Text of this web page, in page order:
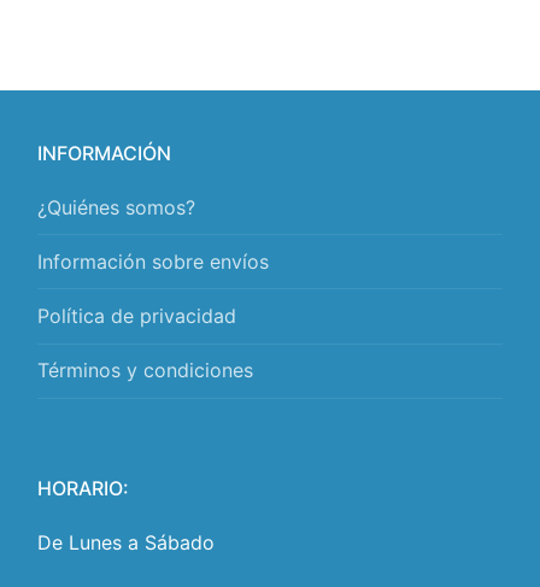
INFORMACIÓN
¿Quiénes somos?
Información sobre envíos
Política de privacidad
Términos y condiciones
HORARIO:
De Lunes a Sábado